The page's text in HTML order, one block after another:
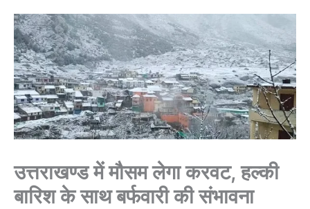
उत्तराखण्ड में मौसम लेगा करवट, हल्की
बारिश के साथ बर्फवारी की संभावना